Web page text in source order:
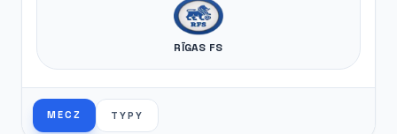
RĪGAS FS
MECZ TYPY